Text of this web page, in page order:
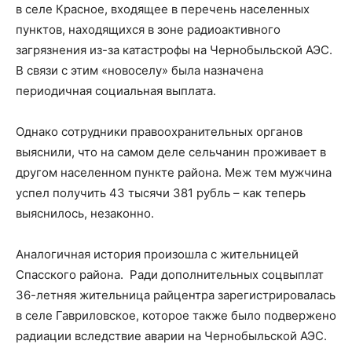
в селе Красное, входящее в перечень населенных
пунктов, находящихся в зоне радиоактивного
загрязнения из-за катастрофы на Чернобыльской АЭС.
В связи с этим «новоселу» была назначена
периодичная социальная выплата.
Однако сотрудники правоохранительных органов
выяснили, что на самом деле сельчанин проживает в
другом населенном пункте района. Меж тем мужчина
успел получить 43 тысячи 381 рубль – как теперь
выяснилось, незаконно.
Аналогичная история произошла с жительницей
Спасского района. Ради дополнительных соцвыплат
36-летняя жительница райцентра зарегистрировалась
в селе Гавриловское, которое также было подвержено
радиации вследствие аварии на Чернобыльской АЭС.